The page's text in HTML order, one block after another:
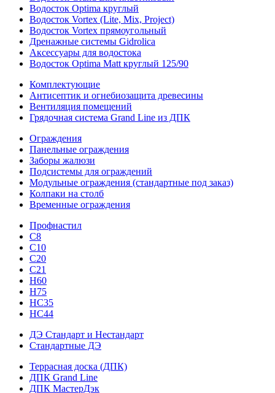
Водосток Optima круглый
Водосток Vortex (Lite, Mix, Project)
Водосток Vortex прямоугольный
Дренажные системы Gidrolica
Аксессуары для водостока
Водосток Optima Matt круглый 125/90
Комплектующие
Антисептик и огнебиозащита древесины
Вентиляция помещений
Грядочная система Grand Line из ДПК
Ограждения
Панельные ограждения
Заборы жалюзи
Подсистемы для ограждений
Модульные ограждения (стандартные под заказ)
Колпаки на столб
Временные ограждения
Профнастил
С8
С10
С20
С21
H60
H75
HС35
НС44
ДЭ Стандарт и Нестандарт
Стандартные ДЭ
Террасная доска (ДПК)
ДПК Grand Line
ДПК МастерДэк